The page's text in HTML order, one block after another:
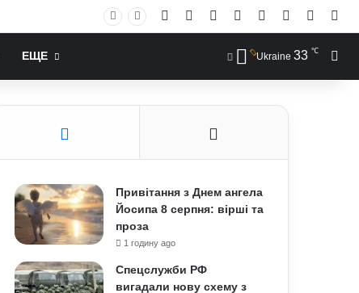
Facebook YouTubeInstagram
RSS Log In
ЕЩЕ Ukraine 33 ℃
Привітання з Днем ангела
Йосипа 8 серпня: вірші та
проза
1 годину ago
Спецслужби РФ
вигадали нову схему з